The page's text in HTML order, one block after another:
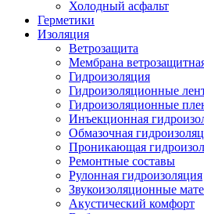
Холодный асфальт
Герметики
Изоляция
Ветрозащита
Мембрана
Гидроизоляция
Гидроизоляционные
Гидроизоляционные
Инъекционная
Обмазочная
Проникающая
Ремонтные составы
Рулонная гидроизоляция
Звукоизоляционные
Акустический комфорт